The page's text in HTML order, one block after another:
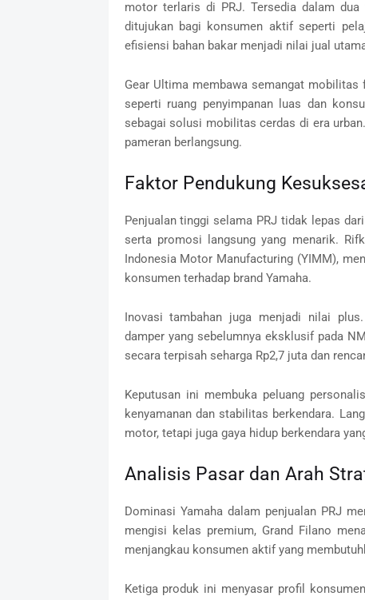
motor terlaris di PRJ. Tersedia dalam
ditujukan bagi konsumen aktif seperti
efisiensi bahan bakar menjadi nilai jual
Gear Ultima membawa semangat
seperti ruang penyimpanan luas dan
sebagai solusi mobilitas cerdas di era
pameran berlangsung.
Faktor Pendukung
Penjualan tinggi selama PRJ tidak lepas
serta promosi langsung yang menarik.
Indonesia Motor Manufacturing (YIMM),
konsumen terhadap brand Yamaha.
Inovasi tambahan juga menjadi nilai
damper yang sebelumnya eksklusif pada
secara terpisah seharga Rp2,7 juta dan
Keputusan ini membuka peluang
kenyamanan dan stabilitas berkendara.
motor, tetapi juga gaya hidup berkendara
Analisis Pasar dan Arah
Dominasi Yamaha dalam penjualan PRJ
mengisi kelas premium, Grand Filano
menjangkau konsumen aktif yang
Ketiga produk ini menyasar profil